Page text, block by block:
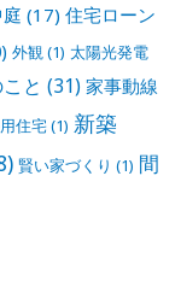
(17) 住宅ローン
外観 (1) 太陽光発電
と (31) 家事動線
住宅(1) 新築
賢い家づくり (1) 間